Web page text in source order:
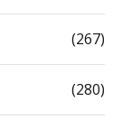
(267)
(280)